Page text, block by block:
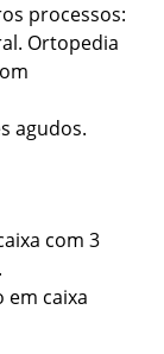
processos:
Ortopedia
agudos.
com 3
em caixa